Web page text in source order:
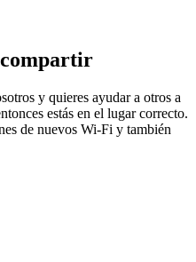
compartir
y quieres ayudar a otros a
estás en el lugar correcto.
de nuevos Wi-Fi y también